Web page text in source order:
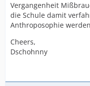
Vergangenheit
die Schule damit
Anthroposophie
Cheers,
Dschohnny